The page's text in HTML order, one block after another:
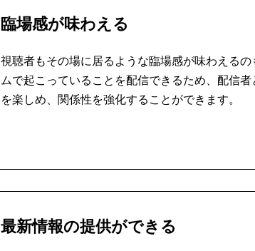
臨場感が味わえる
視聴者もその場に居るような臨場感が味わえる
ムで起こっていることを配信できるため、配信
を楽しめ、関係性を強化することができます。
最新情報の提供ができる